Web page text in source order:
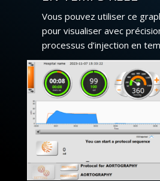
Vous pouvez utiliser ce
pour visualiser avec
processus d’injection en